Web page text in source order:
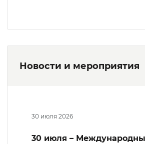
Новости и мероприятия
30 июля 2026
30 июля –